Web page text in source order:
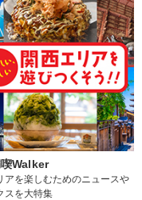
Walker
アを楽しむためのニュースや
スを大特集